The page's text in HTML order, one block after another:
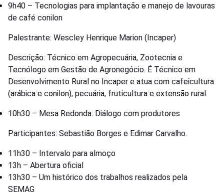
9h40 – Tecnologias para implantação e manejo de lavouras
de café conilon
Palestrante: Wescley Henrique Marion (Incaper)
Descrição: Técnico em Agropecuária, Zootecnia e
Tecnólogo em Gestão de Agronegócio. É Técnico em
Desenvolvimento Rural no Incaper e atua com cafeicultura
(arábica e conilon), pecuária, fruticultura e extensão rural.
10h30 – Mesa Redonda: Diálogo com produtores
Participantes: Sebastião Borges e Edimar Carvalho.
11h30 – Intervalo para almoço
13h – Abertura oficial
13h30 – Um histórico dos trabalhos realizados pela
SEMAG